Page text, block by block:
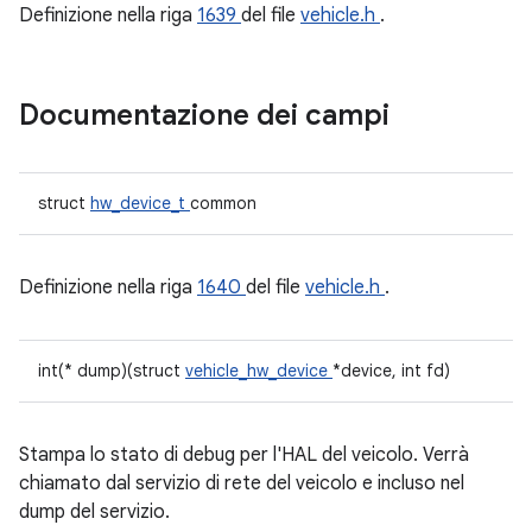
Definizione nella riga 1639 del file vehicle.h .
Documentazione dei campi
struct hw_device_t common
Definizione nella riga 1640 del file vehicle.h .
int(* dump)(struct vehicle_hw_device *device, int fd)
Stampa lo stato di debug per l'HAL del veicolo. Verrà
chiamato dal servizio di rete del veicolo e incluso nel
dump del servizio.